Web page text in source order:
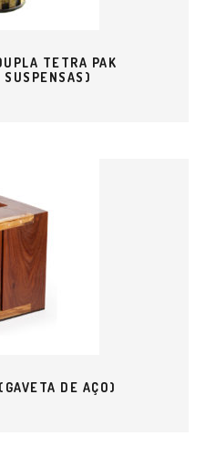
TETRA PAK
SUSPENSAS)
DE AÇO)